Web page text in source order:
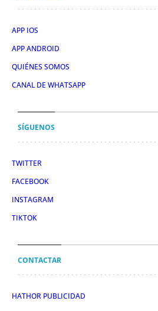
APP IOS
APP ANDROID
QUIÉNES SOMOS
CANAL DE WHATSAPP
SÍGUENOS
TWITTER
FACEBOOK
INSTAGRAM
TIKTOK
CONTACTAR
HATHOR PUBLICIDAD